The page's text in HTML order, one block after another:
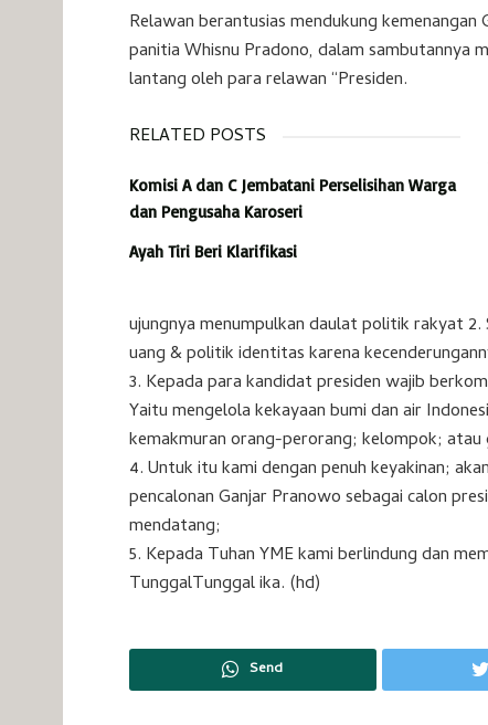
Relawan berantusias mendukung
panitia Whisnu Pradono, dalam sambutannya
lantang oleh para relawan “Presiden.
RELATED POSTS
Komisi A dan C Jembatani Perselisihan Warga
dan Pengusaha Karoseri
Ayah Tiri Beri Klarifikasi
ujungnya menumpulkan daulat politik rakyat
uang & politik identitas karena
3. Kepada para kandidat presiden wajib
Yaitu mengelola kekayaan bumi dan air
kemakmuran orang-perorang; kelompok;
4. Untuk itu kami dengan penuh keyakinan;
pencalonan Ganjar Pranowo sebagai calon
mendatang;
5. Kepada Tuhan YME kami berlindung dan
TunggalTunggal ika. (hd)
Send